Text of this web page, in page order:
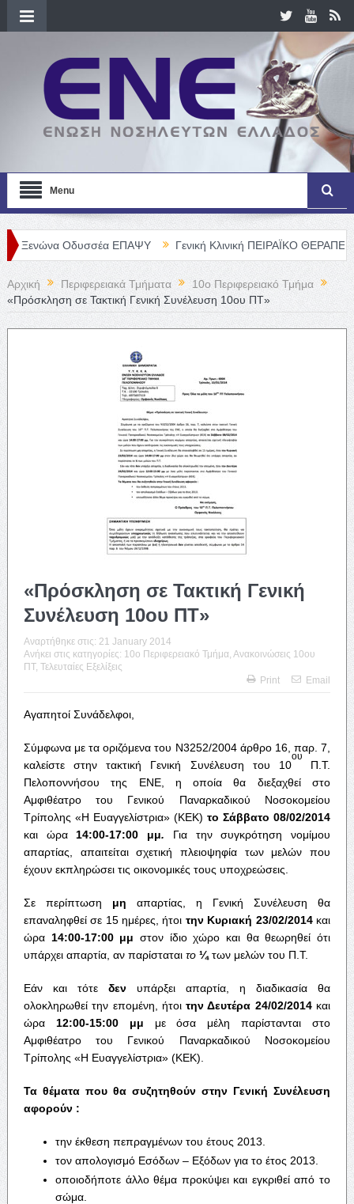
Menu
Οδυσσέα ΕΠΑΨΥ Γενική Κλινική ΠΕΙΡΑΪΚΟ ΘΕΡΑΠΕΥΤΗΡΙΟ Α.
Αρχική Περιφερειακά Τμήματα
10o Περιφερειακό Τμήμα
«Πρόσκληση σε Τακτική Γενική Συνέλευση 10ου ΠΤ»
«Πρόσκληση σε Τακτική Γενική
Συνέλευση 10ου ΠΤ»
Αναρτήθηκε στις: 21 January 2014
Ανήκει στις κατηγορίες: 10o Περιφερειακό Τμήμα Ανακοινώσεις 10ου
ΠΤ, Τελευταίες Εξελίξεις
Print
Email
Αγαπητοί Συνάδελφοι,
Σύμφωνα με τα οριζόμενα του Ν3252/2004 άρθρο 16, παρ. 7,
καλείστε στην τακτική Γενική Συνέλευση του 10
ου
Π.Τ.
Πελοποννήσου της ΕΝΕ, η οποία θα διεξαχθεί στο
Αμφιθέατρο του Γενικού Παναρκαδικού Νοσοκομείου
Τρίπολης «Η Ευαγγελίστρια» (ΚΕΚ)το Σάββατο 08/02/2014
και ώρα 14:00-17:00 μμ. Για την συγκρότηση νομίμου
απαρτίας, απαιτείται σχετική πλειοψηφία των μελών που
έχουν εκπληρώσει τις οικονομικές τους υποχρεώσεις.
Σε περίπτωση μη απαρτίας, η Γενική Συνέλευση θα
επαναληφθεί σε 15 ημέρες, ήτοι την Κυριακή 23/02/2014και
ώρα 14:00-17:00 μμ στον ίδιο χώρο και θα θεωρηθεί ότι
υπάρχει απαρτία, αν παρίσταται το ¼των μελών του Π.Τ.
Εάν και τότε δενυπάρξει απαρτία, η διαδικασία θα
ολοκληρωθεί την επομένη, ήτοιτην Δευτέρα 24/02/2014και
ώρα 12:00-15:00 μμ με όσα μέλη παρίστανται στο
Αμφιθέατρο του Γενικού Παναρκαδικού Νοσοκομείου
Τρίπολης «Η Ευαγγελίστρια» (ΚΕΚ).
Τα θέματα που θα συζητηθούν στην Γενική Συνέλευση
αφορούν :
την έκθεση πεπραγμένων του έτους 2013.
τον απολογισμό Εσόδων – Εξόδων για το έτος 2013.
οποιοδήποτε άλλο θέμα προκύψει και εγκριθεί από το
σώμα.